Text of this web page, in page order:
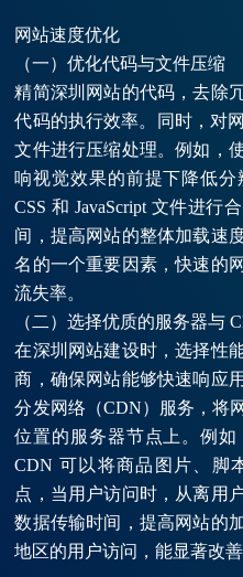
网站速度优化
（一）优化代码与文件压缩
精简深圳网站的代码，去除
代码的执行效率。同时，对
文件进行压缩处理。例如，
响视觉效果的前提下降低
CSS 和 JavaScript 文件进行
间，提高网站的整体加载速
名的一个重要因素，快速的
流失率。
（二）选择优质的服务器与
在深圳网站建设时，选择性
商，确保网站能够快速响应
分发网络（CDN）服务，将
位置的服务器节点上。例如
CDN 可以将商品图片、脚
点，当用户访问时，从离用
数据传输时间，提高网站的
地区的用户访问，能显著改